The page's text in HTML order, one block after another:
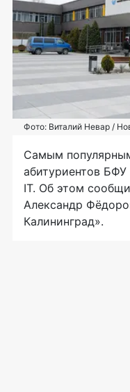
Фото: Виталий Невар /
Самым
абитуриентов
IT. Об этом
Александр
Калининград».